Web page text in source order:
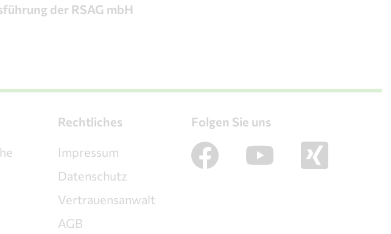
der RSAG mbH
Rechtliches
Impressum
Datenschutz
Vertrauensanwalt
AGB
Folgen Sie uns